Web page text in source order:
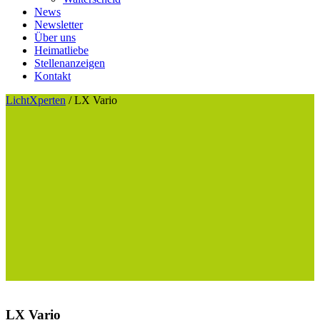
News
Newsletter
Über uns
Heimatliebe
Stellenanzeigen
Kontakt
LichtXperten /LX Vario
LX Vario